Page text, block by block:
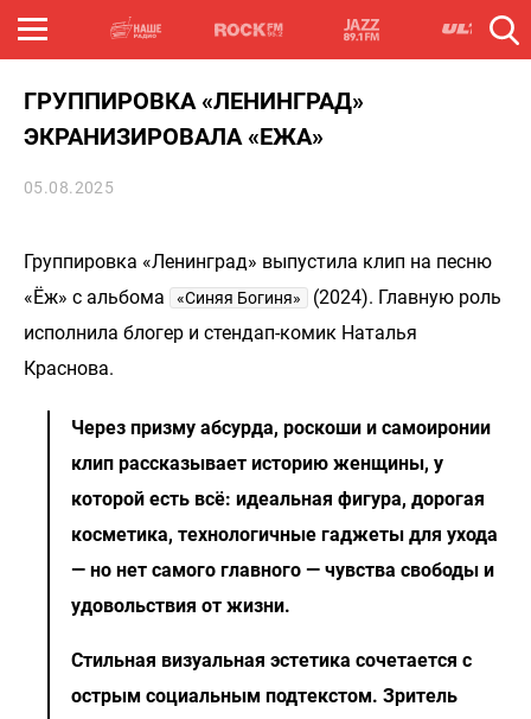
ГРУППИРОВКА «ЛЕНИНГРАД»
ЭКРАНИЗИРОВАЛА «ЕЖА»
05.08.2025
Группировка «Ленинград» выпустила клип на песню
«Ёж» с альбома
«Синяя Богиня»
(2024). Главную роль
исполнила блогер и стендап-комик Наталья
Краснова.
Через призму абсурда, роскоши и самоиронии
клип рассказывает историю женщины, у
которой есть всё: идеальная фигура, дорогая
косметика, технологичные гаджеты для ухода
— но нет самого главного — чувства свободы и
удовольствия от жизни.
Стильная визуальная эстетика сочетается с
острым социальным подтекстом. Зритель